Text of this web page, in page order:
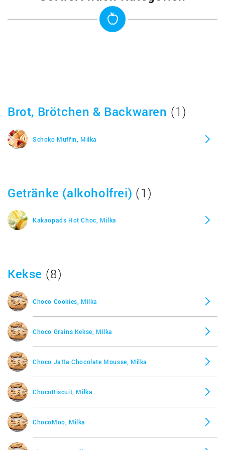
Crispello à la Vanille Pudding, Milka
Feine Eier Alpenmilch, Milka
M Joy Nuss, Milka
Champiolade, Milka
Brot, Brötchen & Backwaren (1)
Schoko Muffin, Milka
Getränke (alkoholfrei) (1)
Kakaopads Hot Choc, Milka
Kekse (8)
Choco Cookies, Milka
Choco Grains Kekse, Milka
Choco Jaffa Chocolate Mousse, Milka
ChocoBiscuit, Milka
ChocoMoo, Milka